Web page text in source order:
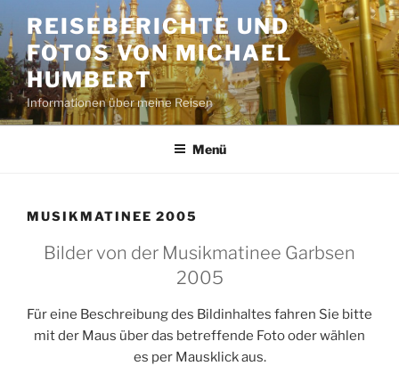
Inhalt
springen
REISEBERICHTE UND
FOTOS VON MICHAEL
HUMBERT
Informationen über meine Reisen
Menü
MUSIKMATINEE 2005
Bilder von der Musikmatinee Garbsen
2005
Für eine Beschreibung des Bildinhaltes fahren Sie bitte
mit der Maus über das betreffende Foto oder wählen
es per Mausklick aus.